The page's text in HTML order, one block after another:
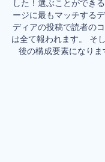
した！選ぶことができ
ージに最もマッチする
ディアの投稿で読者の
は全て報われます。 そ
後の構成要素になりま